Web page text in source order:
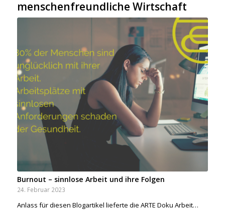
menschenfreundliche Wirtschaft
Burnout – sinnlose Arbeit und ihre Folgen
24. Februar 2023
Anlass für diesen Blogartikel lieferte die ARTE Doku Arbeit…